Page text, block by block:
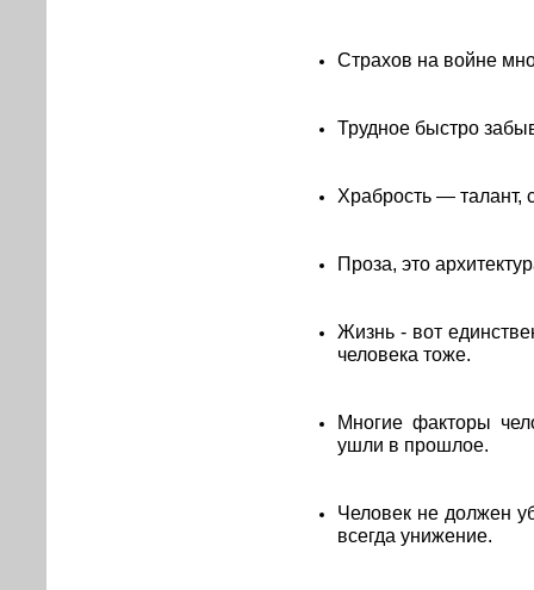
Страхов на войне
Трудное быстро
Храбрость — талант,
Проза, это
Жизнь - вот
человека тоже.
Многие факторы
ушли в прошлое.
Человек не должен
всегда унижение.